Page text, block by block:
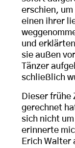
erschien,
einen ihrer
und
sie außen
Tänzer
schließlich
Dieser frühe
gerechnet
sich nicht
erinnerte
Erich Walter